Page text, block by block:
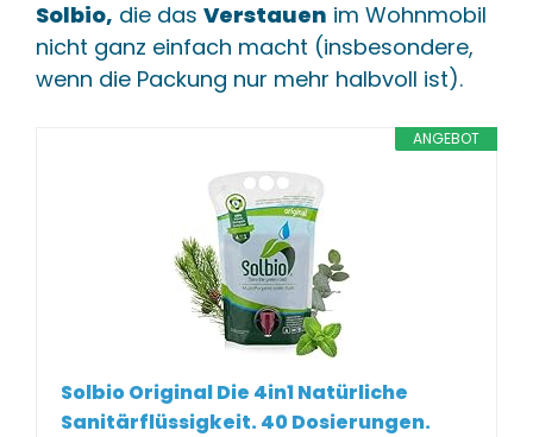
Solbio, die das Verstauen im Wohnmobil
nicht ganz einfach macht (insbesondere,
wenn die Packung nur mehr halbvoll ist).
ANGEBOT
Solbio Original Die 4in1 Natürliche
Sanitärflüssigkeit. 40 Dosierungen.